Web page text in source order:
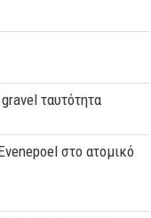
ταυτότητα
στο ατομικό